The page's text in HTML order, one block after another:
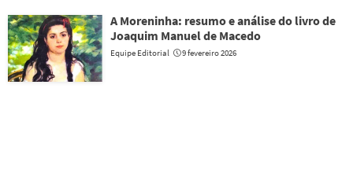
A Moreninha: resumo e análise do livro de
Joaquim Manuel de Macedo
Equipe Editorial 9 fevereiro 2026